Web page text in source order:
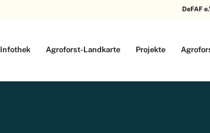
DeFAF
Infothek Agroforst-Landkarte Projekte